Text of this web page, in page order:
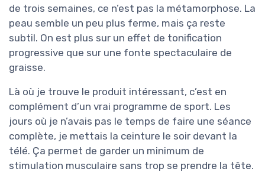
de trois semaines, ce n’est pas la métamorphose. La
peau semble un peu plus ferme, mais ça reste
subtil. On est plus sur un effet de tonification
progressive que sur une fonte spectaculaire de
graisse.
Là où je trouve le produit intéressant, c’est en
complément d’un vrai programme de sport. Les
jours où je n’avais pas le temps de faire une séance
complète, je mettais la ceinture le soir devant la
télé. Ça permet de garder un minimum de
stimulation musculaire sans trop se prendre la tête.